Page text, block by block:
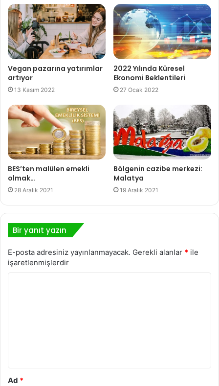
Vegan pazarına yatırımlar
artıyor
13 Kasım 2022
2022 Yılında Küresel
Ekonomi Beklentileri
27 Ocak 2022
BES’ten malülen emekli
olmak…
28 Aralık 2021
Bölgenin cazibe merkezi:
Malatya
19 Aralık 2021
Bir yanıt yazın
E-posta adresiniz yayınlanmayacak. Gerekli alanlar * ile
işaretlenmişlerdir
Ad *